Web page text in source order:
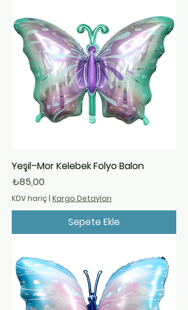
Yeşil–Mor Kelebek Folyo Balon
Fiyat
₺85,00
KDV hariç | Kargo Detayları
Sepete Ekle